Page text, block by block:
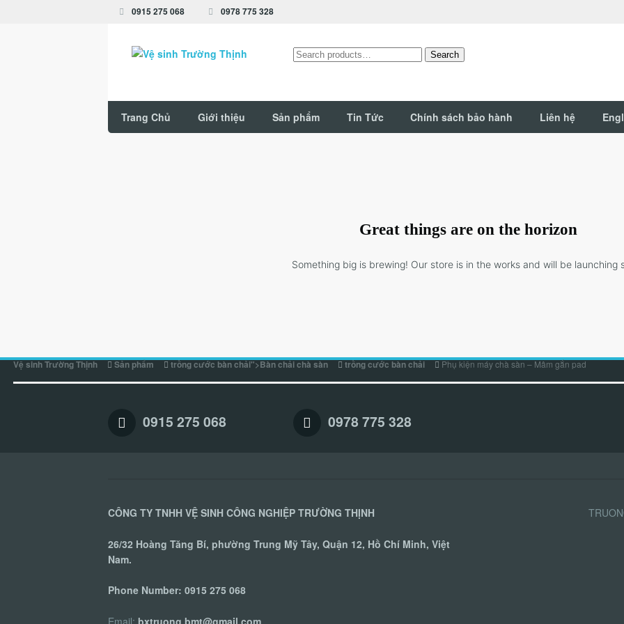
0915 275 068 0978 775 328
Tìm
Search
Trang Chủ Giới thiệu Sản phẩm Tin Tức Chính sách bảo hành Liên hệ
Great things are on the horizon
Something big is brewing! Our store is in the works and will be launching
Vệ sinh Trường Thịnh Sản phẩm trồng cước bàn chải">Bàn chải chà sàn trồng cước bàn chải Phụ kiện máy chà sàn – Mâm gắn pad
0915 275 068 0978 775 328
CÔNG TY TNHH VỆ SINH CÔNG NGHIỆP TRƯỜNG THỊNH
26/32 Hoàng Tăng Bí, phường Trung Mỹ Tây, Quận 12, Hồ Chí Minh, Việt
Nam.
Phone Number: 0915 275 068